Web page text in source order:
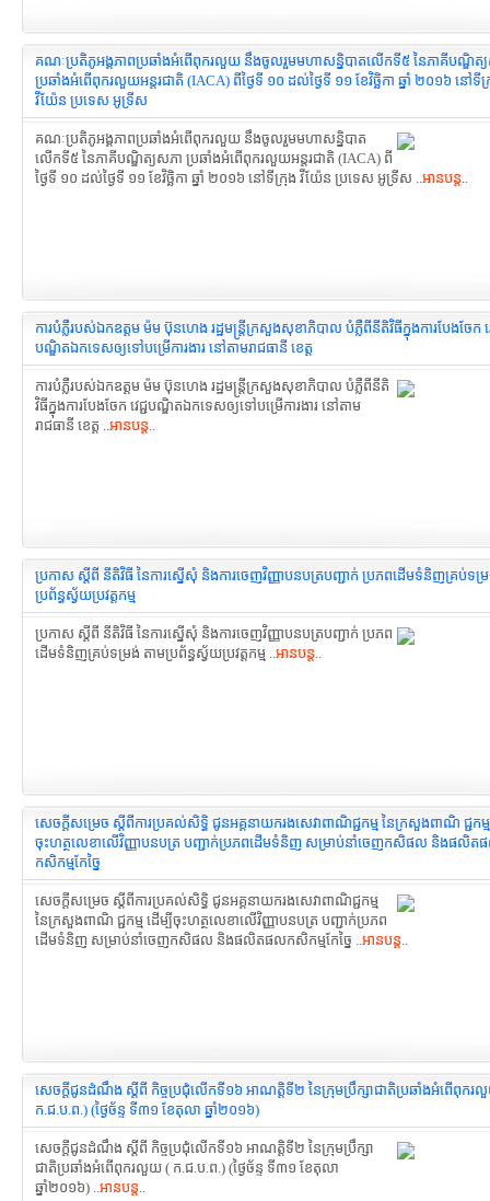
គណៈប្រតិភូអង្គភាពប្រឆាំងអំពើពុករលួយ នឹងចូលរួមមហាសន្និបាតលើកទី៥ នៃភាគីបណ្ឌិត្
ប្រឆាំងអំពើពុករលួយអន្តរជាតិ (IACA) ពីថ្ងៃទី ១០ ដល់ថ្ងៃទី ១១ ខែវិច្ឆិកា ឆ្នាំ ២០១៦ នៅទី
វីយ៉ែន ប្រទេស អូទ្រីស
គណៈប្រតិភូអង្គភាពប្រឆាំងអំពើពុករលួយ នឹងចូលរួមមហាសន្និបាត
លើកទី៥ នៃភាគីបណ្ឌិត្យសភា ប្រឆាំងអំពើពុករលួយអន្តរជាតិ (IACA) ពី
ថ្ងៃទី ១០ ដល់ថ្ងៃទី ១១ ខែវិច្ឆិកា ឆ្នាំ ២០១៦ នៅទីក្រុង វីយ៉ែន ប្រទេស អូទ្រីស ..អានបន្ត..
ការបំភ្លឺរបស់ឯកឧត្តម ម៉ម ប៊ុនហេង រដ្ឋមន្ត្រីក្រសួងសុខាភិបាល បំភ្លឺពីនីតិវិធីក្នុងការបែងចែក វ
បណ្ឌិតឯកទេសឲ្យទៅបម្រើការងារ នៅតាមរាជធានី ខេត្ត
ការបំភ្លឺរបស់ឯកឧត្តម ម៉ម ប៊ុនហេង រដ្ឋមន្ត្រីក្រសួងសុខាភិបាល បំភ្លឺពីនីតិ
វិធីក្នុងការបែងចែក វេជ្ជបណ្ឌិតឯកទេសឲ្យទៅបម្រើការងារ នៅតាម
រាជធានី ខេត្ត ..អានបន្ត..
ប្រកាស ស្ដីពី នីតិវិធី នៃការស្នើសុំ និងការចេញវិញ្ញាបនបត្របញ្ជាក់ ប្រភពដើមទំនិញគ្រប់ទម្
ប្រព័ន្ធស្វ័យប្រវត្តកម្ម
ប្រកាស ស្ដីពី នីតិវិធី នៃការស្នើសុំ និងការចេញវិញ្ញាបនបត្របញ្ជាក់ ប្រភព
ដើមទំនិញគ្រប់ទម្រង់ តាមប្រព័ន្ធស្វ័យប្រវត្តកម្ម ..អានបន្ត..
សេចក្ដីសម្រេច ស្ដីពីការប្រគល់សិទ្ធិ ជូនអគ្គនាយករងសេវាពាណិជ្ជកម្ម នៃក្រសួងពាណិ ជ្ជកម្ម
ចុះហត្ថលេខាលើវិញ្ញាបនបត្រ បញ្ជាក់ប្រភពដើមទំនិញ សម្រាប់នាំចេញកសិផល និងផលិត
កសិកម្មកែច្នៃ
សេចក្ដីសម្រេច ស្ដីពីការប្រគល់សិទ្ធិ ជូនអគ្គនាយករងសេវាពាណិជ្ជកម្ម
នៃក្រសួងពាណិ ជ្ជកម្ម ដើម្បីចុះហត្ថលេខាលើវិញ្ញាបនបត្រ បញ្ជាក់ប្រភព
ដើមទំនិញ សម្រាប់នាំចេញកសិផល និងផលិតផលកសិកម្មកែច្នៃ ..អានបន្ត..
សេចក្ដីជូនដំណឹង ស្ដីពី កិច្ចប្រជុំលើកទី១៦ អាណត្តិទី២ នៃក្រុមប្រឹក្សាជាតិប្រឆាំងអំពើពុករ
ក.ជ.ប.ព.) (ថ្ងៃច័ន្ទ ទី៣១ ខែតុលា ឆ្នាំ២០១៦)
សេចក្ដីជូនដំណឹង ស្ដីពី កិច្ចប្រជុំលើកទី១៦ អាណត្តិទី២ នៃក្រុមប្រឹក្សា
ជាតិប្រឆាំងអំពើពុករលួយ ( ក.ជ.ប.ព.) (ថ្ងៃច័ន្ទ ទី៣១ ខែតុលា
ឆ្នាំ២០១៦) ..អានបន្ត..